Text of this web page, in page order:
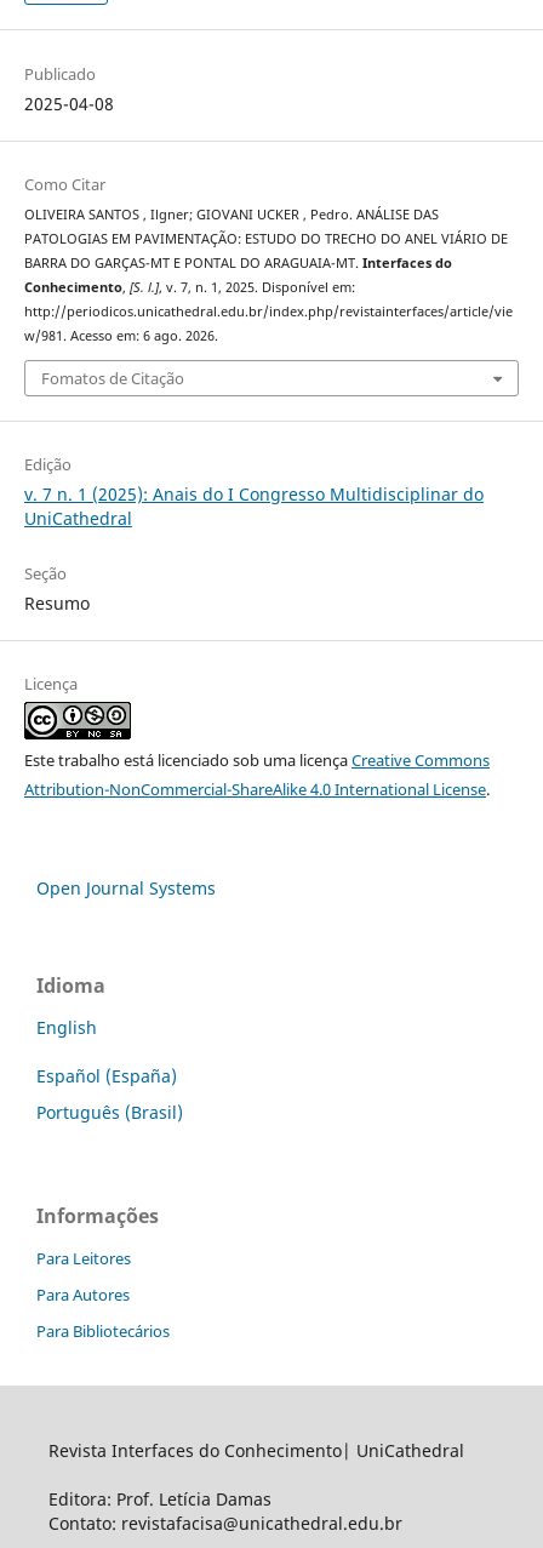
Publicado
2025-04-08
Como Citar
OLIVEIRA SANTOS , Ilgner; GIOVANI UCKER , Pedro. ANÁLISE DAS
PATOLOGIAS EM PAVIMENTAÇÃO: ESTUDO DO TRECHO DO ANEL VIÁRIO DE
BARRA DO GARÇAS-MT E PONTAL DO ARAGUAIA-MT. Interfaces do
Conhecimento, [S. l.], v. 7, n. 1, 2025. Disponível em:
http://periodicos.unicathedral.edu.br/index.php/revistainterfaces/article/vie
w/981. Acesso em: 6 ago. 2026.
Fomatos de Citação
Edição
v. 7 n. 1 (2025): Anais do I Congresso Multidisciplinar do
UniCathedral
Seção
Resumo
Licença
Este trabalho está licenciado sob uma licençaCreative Commons
Attribution-NonCommercial-ShareAlike 4.0 International License.
Open Journal Systems
Idioma
English
Español (España)
Português (Brasil)
Informações
Para Leitores
Para Autores
Para Bibliotecários
Revista Interfaces do Conhecimento| UniCathedral
Editora: Prof. Letícia Damas
Contato: revistafacisa@unicathedral.edu.br